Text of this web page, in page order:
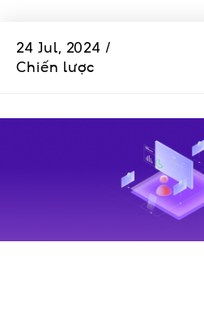
24 Jul, 2024 /
Chiến lược